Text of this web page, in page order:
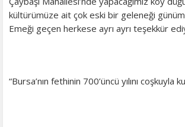
kültürümüze ait çok eski bir geleneği
Emeği geçen herkese ayrı ayrı teşekkür
“Bursa’nın fethinin 700’üncü yılını coşkuyla